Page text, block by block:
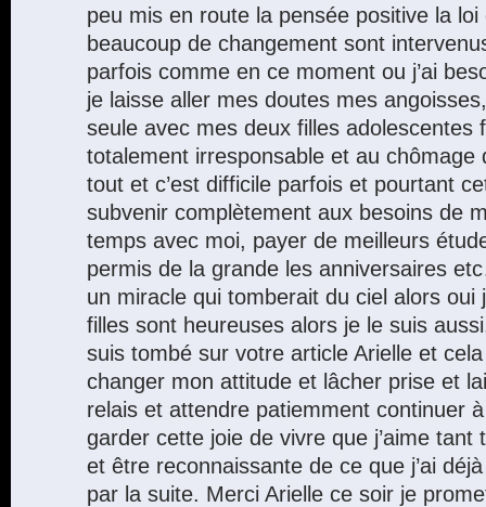
peu mis en route la pensée positive la loi
beaucoup de changement sont
parfois comme en ce moment ou j’ai
je laisse aller mes doutes mes
seule avec mes deux filles adolescentes
totalement irresponsable et au chômage
tout et c’est difficile parfois et pourtant
subvenir complètement aux besoins de
temps avec moi, payer de meilleurs
permis de la grande les anniversaires
un miracle qui tomberait du ciel alors oui
filles sont heureuses alors je le suis
suis tombé sur votre article Arielle et cela
changer mon attitude et lâcher prise et
relais et attendre patiemment continuer
garder cette joie de vivre que j’aime
et être reconnaissante de ce que j’ai
par la suite. Merci Arielle ce soir je